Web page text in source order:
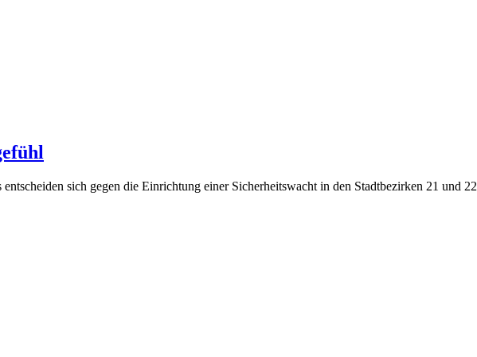
sich gegen die Einrichtung einer Sicherheitswacht in den Stadtbezirken 21 und 22